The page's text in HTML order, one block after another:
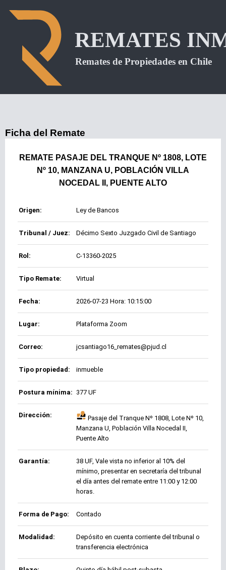
Ficha del Remate
REMATE PASAJE DEL TRANQUE Nº 1808, LOTE
Nº 10, MANZANA U, POBLACIÓN VILLA
NOCEDAL II, PUENTE ALTO
Origen: Ley de Bancos
Tribunal / Juez: Décimo Sexto Juzgado Civil de Santiago
Rol: C-13360-2025
Tipo Remate: Virtual
Fecha: 2026-07-23 Hora: 10:15:00
Lugar: Plataforma Zoom
Correo: jcsantiago16_remates@pjud.cl
Tipo propiedad: inmueble
Postura mínima: 377 UF
Dirección:
Pasaje del Tranque Nº 1808, Lote Nº 10,
Manzana U, Población Villa Nocedal II,
Puente Alto
Garantía:
38 UF, Vale vista no inferior al 10% del
mínimo, presentar en secretaría del tribunal
el día antes del remate entre 11:00 y 12:00
horas.
Forma de Pago: Contado
Modalidad:
Depósito en cuenta corriente del tribunal o
transferencia electrónica